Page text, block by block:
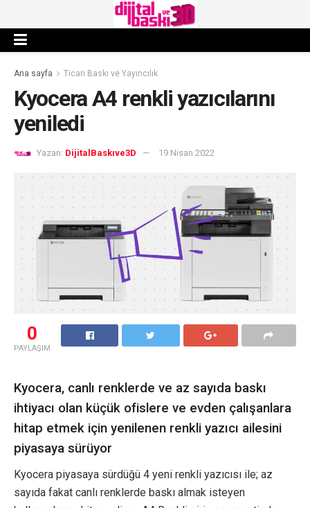
Ana sayfa Ticari Baskı ve Yayıncılık
Kyocera A4 renkli yazıcılarını
yeniledi
Yazan: DijitalBaskıve3D 19 Nisan 2022
0
PAYLAŞIM
Kyocera, canlı renklerde ve az sayıda baskı
ihtiyacı olan küçük ofislere ve evden çalışanlara
hitap etmek için yenilenen renkli yazıcı ailesini
piyasaya sürüyor
Kyocera piyasaya sürdüğü 4 yeni renkli yazıcısı ile; az
sayıda fakat canlı renklerde baskı almak isteyen